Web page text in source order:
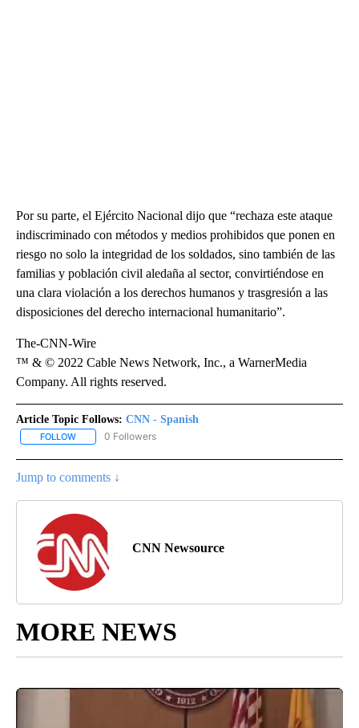
Por su parte, el Ejército Nacional dijo que “rechaza este ataque
indiscriminado con métodos y medios prohibidos que ponen en
riesgo no solo la integridad de los soldados, sino también de las
familias y población civil aledaña al sector, convirtiéndose en
una clara violación a los derechos humanos y trasgresión a las
disposiciones del derecho internacional humanitario”.
The-CNN-Wire
™ & © 2022 Cable News Network, Inc., a WarnerMedia
Company. All rights reserved.
Article Topic Follows: CNN - Spanish
FOLLOW FOLLOW "CNN - SPANISH" TO RECEIVE NOTIFICATIONS ABOUT
0 Followers
Jump to comments ↓
CNN Newsource
MORE NEWS